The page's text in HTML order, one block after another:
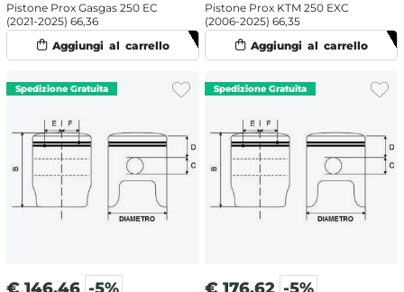
Pistone Prox Gasgas 250 EC
(2021-2025) 66,36
Pistone Prox KTM 250 EXC
(2006-2025) 66,35